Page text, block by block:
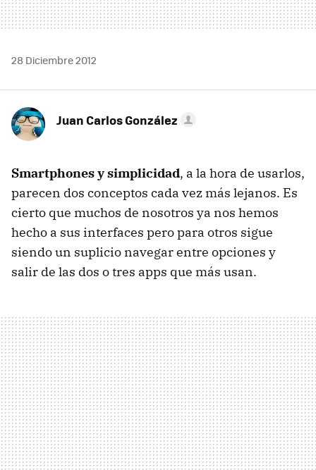
28 Diciembre 2012
Juan Carlos González
Smartphones y simplicidad, a la hora de usarlos,
parecen dos conceptos cada vez más lejanos. Es
cierto que muchos de nosotros ya nos hemos
hecho a sus interfaces pero para otros sigue
siendo un suplicio navegar entre opciones y
salir de las dos o tres apps que más usan.